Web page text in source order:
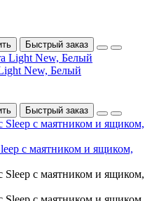
Быстрый заказ
New, Белый
Быстрый заказ
с маятником и ящиком,